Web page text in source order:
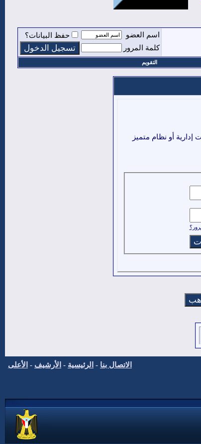
اسم العضو
حفظ البيانات؟
كلمة المرور
التقويم
أو نظام متميز
الاتصال بنا - الرئيسية - الأرشيف - الأعلى